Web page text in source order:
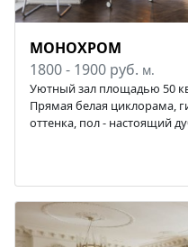
МОНОХРОМ
1800 - 1900 руб. м.
Уютный зал площадью 50
Прямая белая циклорама,
оттенка, пол - настоящий